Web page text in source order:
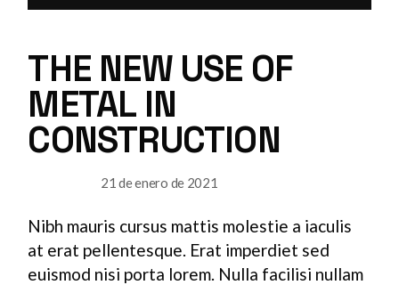
THE NEW USE OF
METAL IN
CONSTRUCTION
21 de enero de 2021
Nibh mauris cursus mattis molestie a iaculis
at erat pellentesque. Erat imperdiet sed
euismod nisi porta lorem. Nulla facilisi nullam